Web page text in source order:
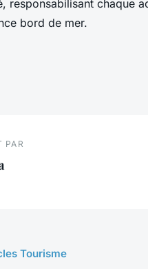
responsabilisant chaque
bord de mer.
PAR
Tourisme